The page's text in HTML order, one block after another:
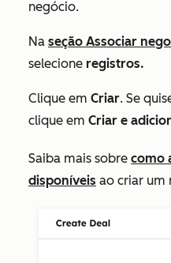
negócio.
Na seção Associar
selecione registros.
Clique em Criar. Se
clique em Criar e
Saiba mais sobre como
disponíveis ao criar um